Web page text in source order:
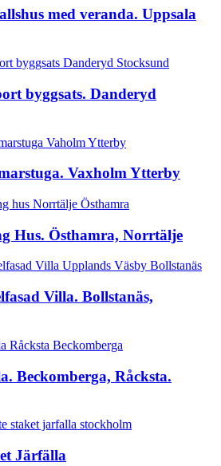
med veranda. Uppsala
byggsats. Danderyd
Vaxholm Ytterby
Hus. Östhamra, Norrtälje
Villa. Bollstanäs,
Beckomberga, Råcksta.
Järfälla